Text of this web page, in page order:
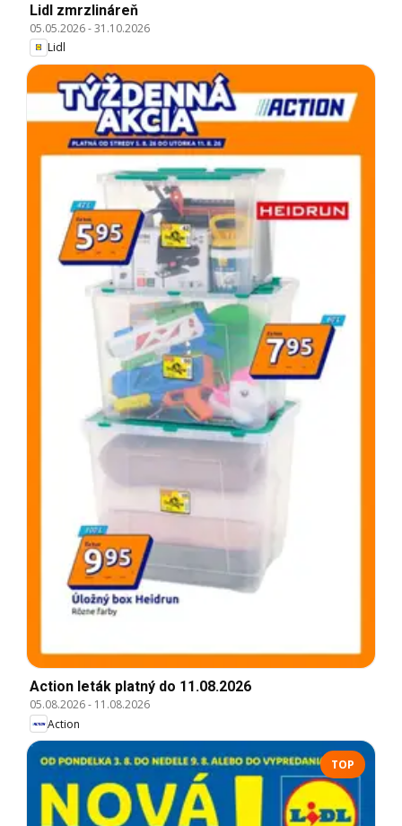
Lidl zmrzlináreň
05.05.2026-31.10.2026
Lidl
Action leták platný do 11.08.2026
05.08.2026- 11.08.2026
Action
TOP